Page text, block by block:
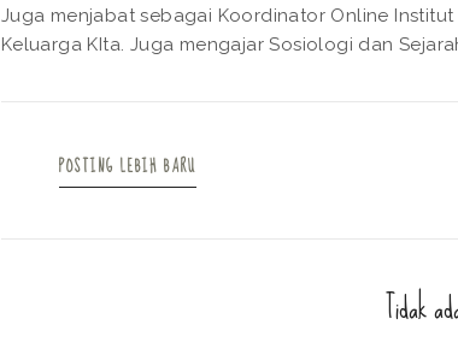
Juga menjabat sebagai Koordinator Online
Keluarga KIta. Juga mengajar Sosiologi dan
POSTING LEBIH BARU
Tidak